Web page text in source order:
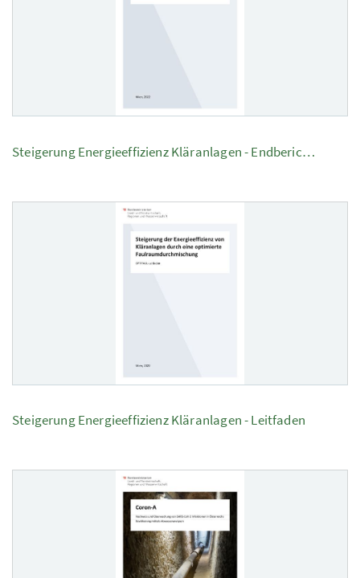
Steigerung Energieeffizienz Kläranlagen - Endberic…
Steigerung Energieeffizienz Kläranlagen - Leitfaden